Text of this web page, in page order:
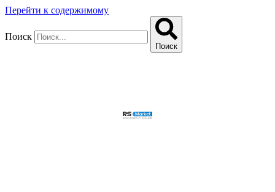
Перейти к содержимому
Поиск
Поиск